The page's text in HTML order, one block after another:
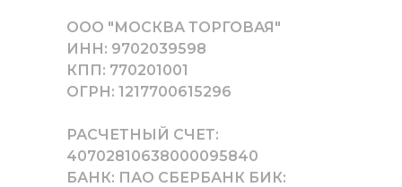
ООО "МОСКВА ТОРГОВАЯ"
ИНН: 9702039598
КПП: 770201001
ОГРН: 1217700615296
РАСЧЕТНЫЙ СЧЕТ:
40702810638000095840
БАНК: ПАО СБЕРБАНК БИК: